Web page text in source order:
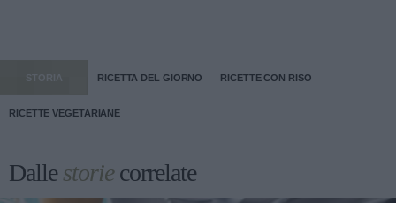
STORIA RICETTA DEL GIORNO RICETTE CON RISO
RICETTE VEGETARIANE
Dallestoriecorrelate